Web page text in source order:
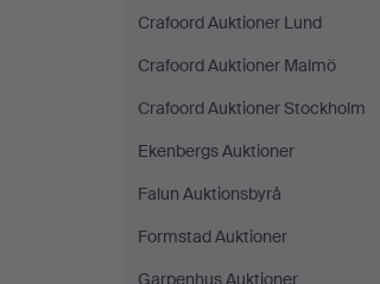
Crafoord Auktioner Lund
Crafoord Auktioner Malmö
Crafoord Auktioner Stockholm
Ekenbergs Auktioner
Falun Auktionsbyrå
Formstad Auktioner
Garpenhus Auktioner